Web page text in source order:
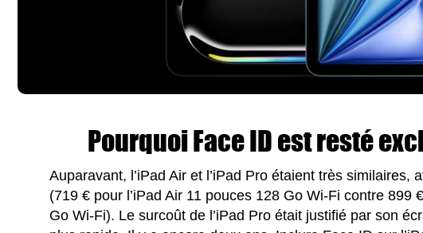
Pourquoi Face ID est resté
Auparavant, l’iPad Air et l’iPad Pro étaient très similaires,
(719 € pour l’iPad Air 11 pouces 128 Go Wi-Fi contre 899
Go Wi-Fi). Le surcoût de l’iPad Pro était justifié par son